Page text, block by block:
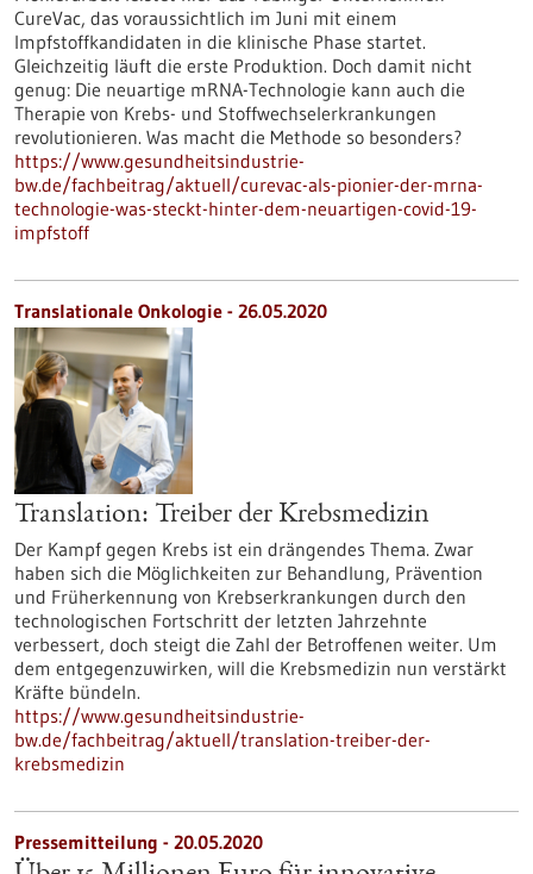
CureVac, das voraussichtlich im Juni mit einem
Impfstoffkandidaten in die klinische Phase startet.
Gleichzeitig läuft die erste Produktion. Doch damit nicht
genug: Die neuartige mRNA-Technologie kann auch die
Therapie von Krebs- und Stoffwechselerkrankungen
revolutionieren. Was macht die Methode so besonders?
https://www.gesundheitsindustrie-
bw.de/fachbeitrag/aktuell/curevac-als-pionier-der-mrna-
technologie-was-steckt-hinter-dem-neuartigen-covid-19-
impfstoff
Translationale Onkologie - 26.05.2020
Translation: Treiber der Krebsmedizin
Der Kampf gegen Krebs ist ein drängendes Thema. Zwar
haben sich die Möglichkeiten zur Behandlung, Prävention
und Früherkennung von Krebserkrankungen durch den
technologischen Fortschritt der letzten Jahrzehnte
verbessert, doch steigt die Zahl der Betroffenen weiter. Um
dem entgegenzuwirken, will die Krebsmedizin nun verstärkt
Kräfte bündeln.
https://www.gesundheitsindustrie-
bw.de/fachbeitrag/aktuell/translation-treiber-der-
krebsmedizin
Pressemitteilung - 20.05.2020